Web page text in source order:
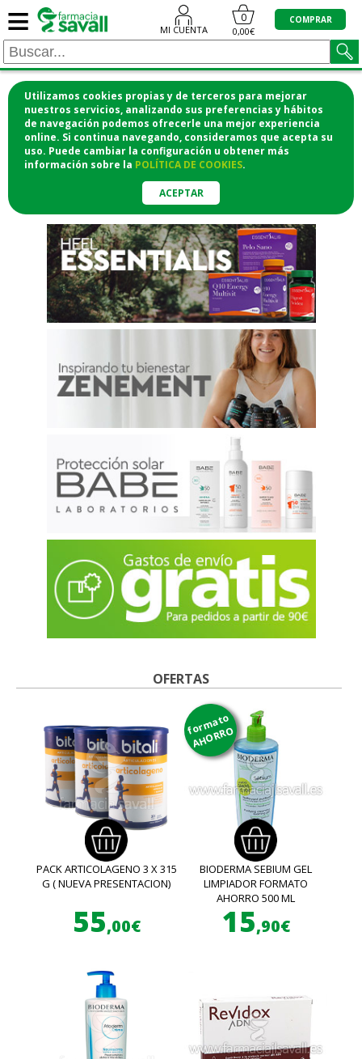
Utilizamos cookies propias y de terceros para mejorar
nuestros servicios, analizando sus preferencias y hábitos
de navegación podemos ofrecerle una mejor experiencia
online. Si continua navegando, consideramos que acepta su
uso. Puede cambiar la configuración u obtener más
información sobre la POLÍTICA DE COOKIES.
ACEPTAR
≡ MI CUENTA
0
0,00€
COMPRAR
¡COMPRA CÓMODAMENTE
DESDE CASA Y RECOGE EN LA
FARMACIA!o si lo prefieres te lo mandamos
a casa
OFERTAS
PACK ARTICOLAGENO 3 X 315
G ( NUEVA PRESENTACION)
55,00€
formato
AHORRO
BIODERMA SEBIUM GEL
LIMPIADOR FORMATO
AHORRO 500 ML
15,90€